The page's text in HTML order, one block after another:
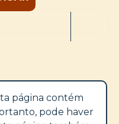
página contém
pode haver